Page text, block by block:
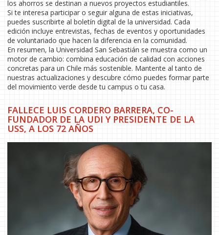
los ahorros se destinan a nuevos proyectos estudiantiles.
Si te interesa participar o seguir alguna de estas iniciativas,
puedes suscribirte al boletín digital de la universidad. Cada
edición incluye entrevistas, fechas de eventos y oportunidades
de voluntariado que hacen la diferencia en la comunidad.
En resumen, la Universidad San Sebastián se muestra como un
motor de cambio: combina educación de calidad con acciones
concretas para un Chile más sostenible. Mantente al tanto de
nuestras actualizaciones y descubre cómo puedes formar parte
del movimiento verde desde tu campus o tu casa.
FALLECE LUIS CORDERO BARRERA, CO-
FUNDADOR DE LA UDI Y PRESIDENTE DE LA
USS, A LOS 72 AÑOS